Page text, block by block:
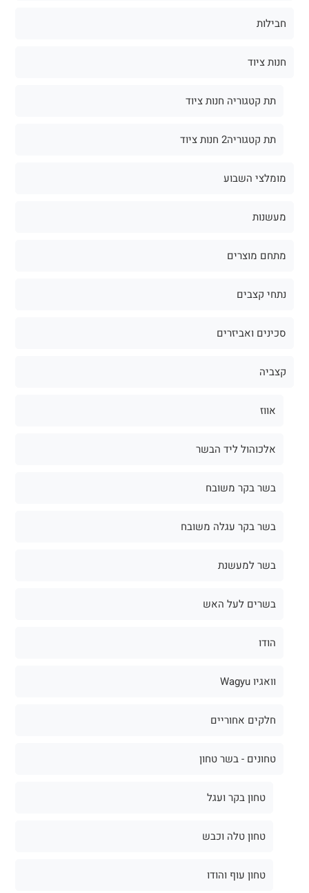
חבילות
חנות ציוד
תת קטגוריה חנות ציוד
תת קטגוריה2 חנות ציוד
מומלצי השבוע
מעשנות
מתחם מוצרים
נתחי קצבים
סכינים ואביזרים
קצביה
אווז
אלכוהול ליד הבשר
בשר בקר משובח
בשר בקר עגלה משובח
בשר למעשנת
בשרים לעל האש
הודו
וואגיו Wagyu
חלקים אחוריים
טחונים - בשר טחון
טחון בקר ועגל
טחון טלה וכבש
טחון עוף והודו